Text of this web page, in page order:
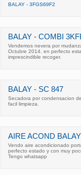
BALAY - 3FGS69F2
BALAY - COMBI
Vendemos nevera por
Octubre 2014. en perfecto
imprescindible recoger.
BALAY - SC 847
Secadora por condensacion
facil limpieza.
AIRE ACOND
Vendo aire acondicionado
perfecto estado y con muy
Tengo whatsapp